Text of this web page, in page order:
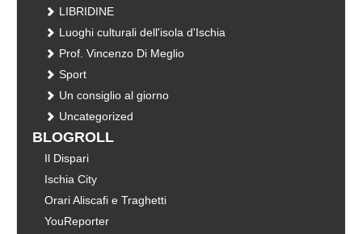
LIBRIDINE
Luoghi culturali dell'isola d'Ischia
Prof. Vincenzo Di Meglio
Sport
Un consiglio al giorno
Uncategorized
BLOGROLL
Il Dispari
Ischia City
Orari Aliscafi e Traghetti
YouReporter